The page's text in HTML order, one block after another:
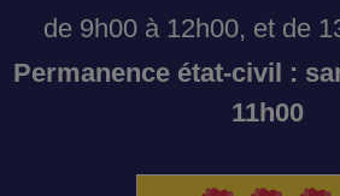
de 9h00 à 12h00, et de
Permanence état-civil :
11h00